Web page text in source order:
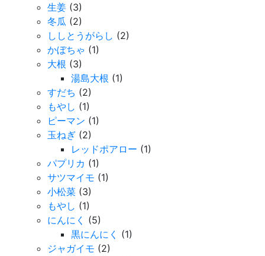
生姜 (3)
冬瓜 (2)
ししとうがらし (2)
かぼちゃ (1)
大根 (3)
湯島大根 (1)
すだち (2)
もやし (1)
ピーマン (1)
玉ねぎ (2)
レッドポアロー (1)
パプリカ (1)
サツマイモ (1)
小松菜 (3)
もやし (1)
にんにく (5)
黒にんにく (1)
ジャガイモ (2)